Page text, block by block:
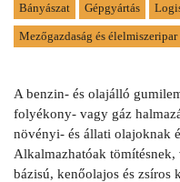
Bányászat Gépgyártás
Mezőgazdaság és élelmiszeripar
A benzin- és olajálló
folyékony- vagy gáz
növényi- és állati olajoknak
Alkalmazhatóak tömítésnek,
bázisú, kenőolajos és zsíros